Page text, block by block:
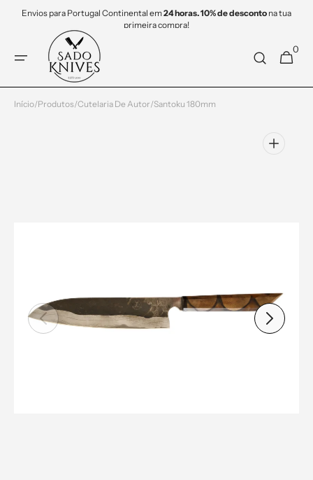
para o
Envios para Portugal Continental em24 horas. 10% de desconto na tua
primeira compra!
Carrinho
0
0
items
Início/Produtos/Cutelaria De Autor/Santoku 180mm
Open